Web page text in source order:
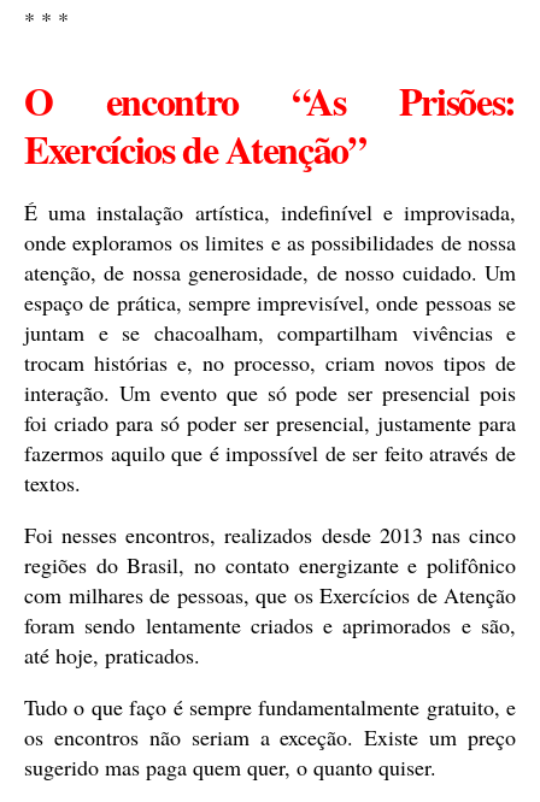
* * *
O encontro “As Prisões:
Exercícios de Atenção”
É uma instalação artística, indefinível e improvisada,
onde exploramos os limites e as possibilidades de nossa
atenção, de nossa generosidade, de nosso cuidado. Um
espaço de prática, sempre imprevisível, onde pessoas se
juntam e se chacoalham, compartilham vivências e
trocam histórias e, no processo, criam novos tipos de
interação. Um evento que só pode ser presencial pois
foi criado para só poder ser presencial, justamente para
fazermos aquilo que é impossível de ser feito através de
textos.
Foi nesses encontros, realizados desde 2013 nas cinco
regiões do Brasil, no contato energizante e polifônico
com milhares de pessoas, que os Exercícios de Atenção
foram sendo lentamente criados e aprimorados e são,
até hoje, praticados.
Tudo o que faço é sempre fundamentalmente gratuito, e
os encontros não seriam a exceção. Existe um preço
sugerido mas paga quem quer, o quanto quiser.